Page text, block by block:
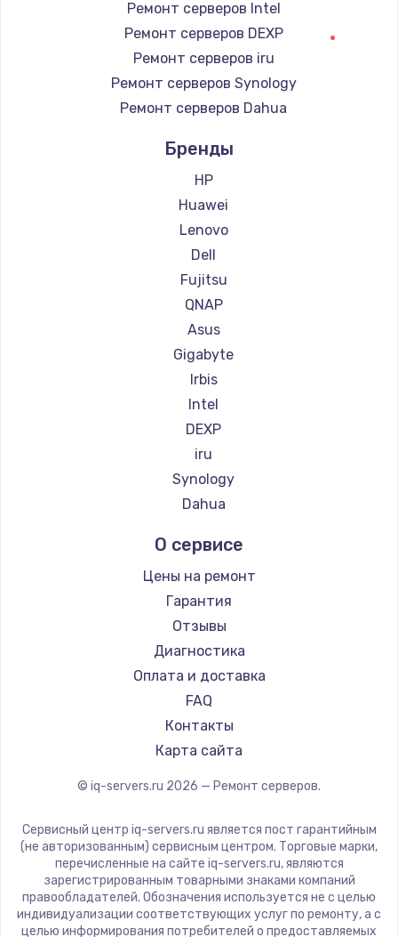
900 руб.
Заказать
Замена регулятора режимов конфорки
900 руб.
Заказать
Замена сенсорного датчика
1300 руб.
Замена сигнальной лампы
1200 руб.
Замена системной платы
1500 руб.
Заказать
Замена температурного датчика
2500 руб.
Заказать
Замена электроконфорки
1300 руб.
Техобслуживание
900 руб.
Заказать
Установка / подключение / демонтаж
Заказать
Прошивка
1400 руб.
Ремонт серверов Intel
Ремонт серверов DEXP
Ремонт серверов iru
Ремонт серверов Synology
Ремонт серверов Dahua
Бренды
HP
Huawei
Lenovo
Dell
Fujitsu
QNAP
Asus
Gigabyte
Irbis
Intel
DEXP
iru
Synology
Dahua
О сервисе
Цены на ремонт
Гарантия
Отзывы
Диагностика
Оплата и доставка
FAQ
Контакты
Карта сайта
© iq-servers.ru 2026 — Ремонт серверов.
Сервисный центр iq-servers.ru является пост гарантийным
(не авторизованным) сервисным центром. Торговые марки,
перечисленные на сайте iq-servers.ru, являются
зарегистрированным товарными знаками компаний
правообладателей. Обозначения используется не с целью
индивидуализации соответствующих услуг по ремонту, а с
целью информирования потребителей о предоставляемых